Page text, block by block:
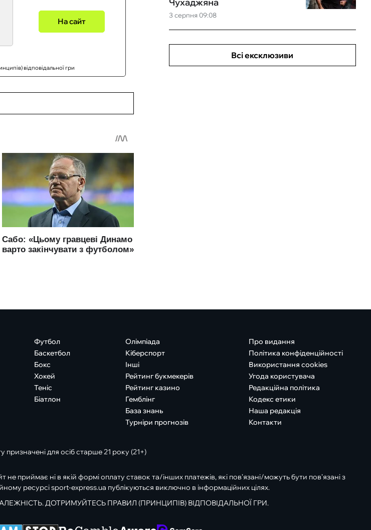
На сайт
відповідальної гри
3 серпня 09:08
Всі ексклюзиви
Футбол
Баскетбол
Бокс
Хокей
Теніс
Біатлон
Олімпіада
Кіберспорт
Інші
Рейтинг букмекерів
Рейтинг казино
Гемблінг
База знань
Турніри прогнозів
Про видання
Політика конфіденційності
Використання cookies
Угода користувача
Редакційна політика
Кодекс етики
Наша редакція
Контакти
призначені для осіб старше 21 року (21+)
приймає ні в якій формі оплату ставок та/інших платежів, які пов’язані/можуть бути пов’язані з
ресурсі sport-express.ua публікуються виключно в інформаційних цілях.
ДОТРИМУЙТЕСЬ ПРАВИЛ (ПРИНЦИПІВ) ВІДПОВІДАЛЬНОЇ ГРИ.